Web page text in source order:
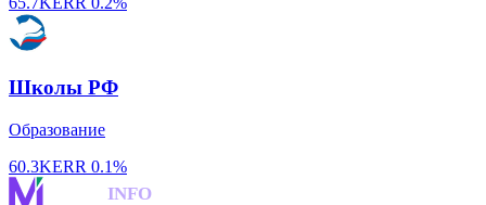
Школы РФ
Образование
60.3KERR 0.1%
INFO